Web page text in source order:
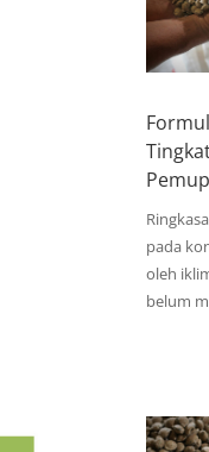
pada
oleh
belum